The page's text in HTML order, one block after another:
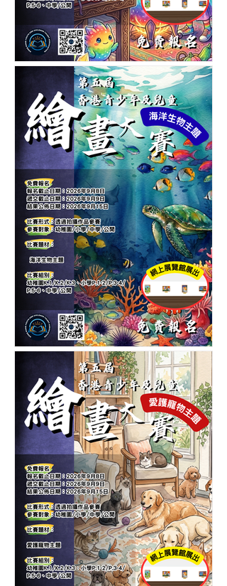
第六屆香港青少年及兒童卡
通人物繪畫大賽-繪畫比賽
第五屆香港青少年及兒童海
洋生物繪畫大賽-繪畫比賽